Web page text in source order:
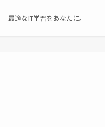
最適なIT学習をあなたに。